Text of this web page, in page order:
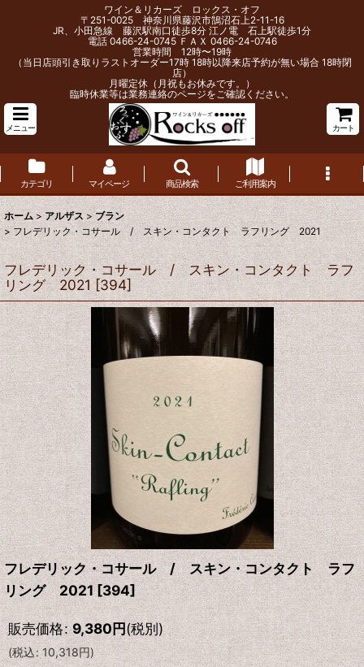
ワイン＆リカーズ ロックス・オフ
〒251-0025 神奈川県藤沢市鵠沼石上2-11-16
JR、小田急線 藤沢駅南口徒歩8分 江ノ電 石上駅徒歩1分
電話 0466-24-0745 ＦＡＸ 0466-24-0746
営業時間 12時〜19時
（当日店頭引き取りラストオーダー17時 18時以降来店予約が無い場合 18時閉
店）
月曜定休（月祝もお休みです。）
臨時休業等は業務連絡のページをご確認ください。
メニュー カート
カテゴリ マイページ 商品検索 ご利用案内
ホーム > アルザス > ブラン
> フレデリック・コサール / スキン・コンタクト ラフリング 2021
フレデリック・コサール / スキン・コンタクト ラフ
リング 2021 [394]
フレデリック・コサール / スキン・コンタクト ラフ
リング 2021 [394]
販売価格: 9,380円(税別)
(税込: 10,318円)